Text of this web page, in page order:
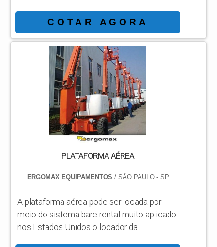
e achando a líder em qualidade. Quando a
busca é por plataforma aérea pantográfica
JLG, com os melhores profissionais da ASL
Equipamentos encontrará precisão com
qualidade e rapidez no atendimento.
DETALHES SOBRE PLATAFORMA AÉREA
PANTOGRÁFICA JLG Há muitas maneiras
eficientes de...
COTAR AGORA
PLATAFORMA AÉREA
ERGOMAX EQUIPAMENTOS / SÃO PAULO - SP
A plataforma aérea pode ser locada por
meio do sistema bare rental muito aplicado
nos Estados Unidos o locador da